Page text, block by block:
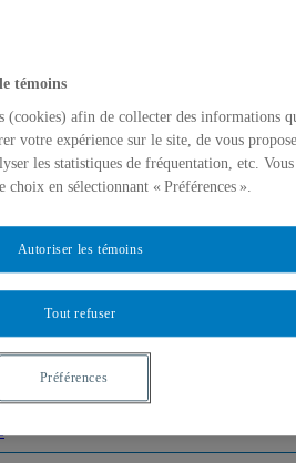
témoins
(cookies) afin de collecter des informations
votre expérience sur le site, de vous
les statistiques de fréquentation, etc. Vous
choix en sélectionnant « Préférences ».
Tout refuser
Autoriser les témoins
Préférences